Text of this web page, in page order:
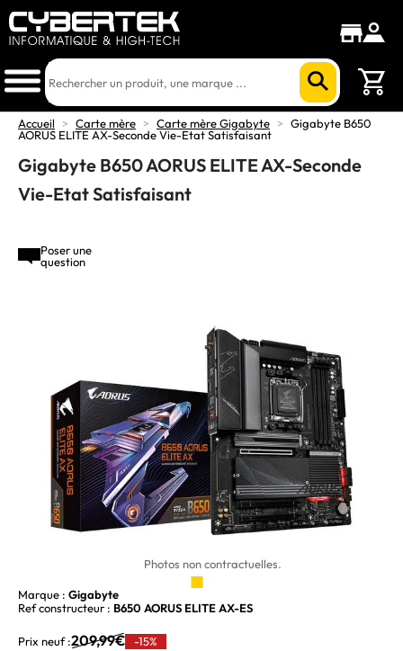
Accueil > Carte mère > Carte mère Gigabyte > Gigabyte B650
AORUS ELITE AX-Seconde Vie-Etat Satisfaisant
Gigabyte B650 AORUS ELITE AX-Seconde
Vie-Etat Satisfaisant
Poser une
question
Photos non contractuelles.
Marque : Gigabyte
Ref constructeur : B650 AORUS ELITE AX-ES
Prix neuf :209,99€ -15%